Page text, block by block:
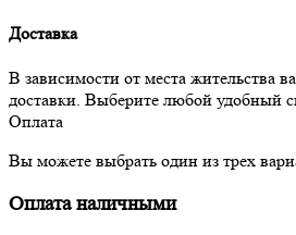
Доставка
В зависимости от места жительства
доставки. Выберите любой удобный
Оплата
Вы можете выбрать один из трех
Оплата наличными